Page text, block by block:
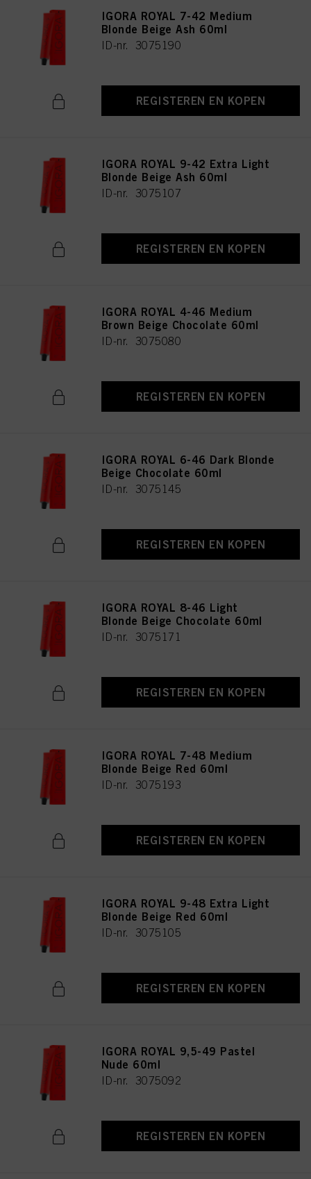
IGORA ROYAL 7-42 Medium
Blonde Beige Ash 60ml
ID-nr. 3075190
REGISTEREN EN KOPEN
IGORA ROYAL 9-42 Extra Light
Blonde Beige Ash 60ml
ID-nr. 3075107
REGISTEREN EN KOPEN
IGORA ROYAL 4-46 Medium
Brown Beige Chocolate 60ml
ID-nr. 3075080
REGISTEREN EN KOPEN
IGORA ROYAL 6-46 Dark Blonde
Beige Chocolate 60ml
ID-nr. 3075145
REGISTEREN EN KOPEN
IGORA ROYAL 8-46 Light
Blonde Beige Chocolate 60ml
ID-nr. 3075171
REGISTEREN EN KOPEN
IGORA ROYAL 7-48 Medium
Blonde Beige Red 60ml
ID-nr. 3075193
REGISTEREN EN KOPEN
IGORA ROYAL 9-48 Extra Light
Blonde Beige Red 60ml
ID-nr. 3075105
REGISTEREN EN KOPEN
IGORA ROYAL 9,5-49 Pastel
Nude 60ml
ID-nr. 3075092
REGISTEREN EN KOPEN